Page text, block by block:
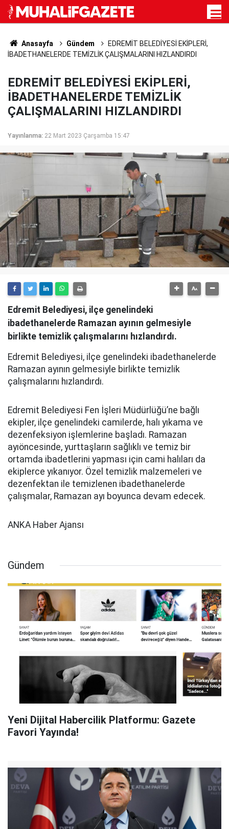
Anasayfa Gündem
EDREMİT BELEDİYESİ EKİPLERİ,
İBADETHANELERDE TEMİZLİK ÇALIŞMALARINI HIZLANDIRDI
EDREMİT BELEDİYESİ EKİPLERİ,
İBADETHANELERDE TEMİZLİK
ÇALIŞMALARINI HIZLANDIRDI
Yayınlanma: 22 Mart 2023 Çarşamba 15:47
Edremit Belediyesi, ilçe genelindeki
ibadethanelerde Ramazan ayının gelmesiyle
birlikte temizlik çalışmalarını hızlandırdı.
Edremit Belediyesi, ilçe genelindeki ibadethanelerde
Ramazan ayının gelmesiyle birlikte temizlik
çalışmalarını hızlandırdı.
Edremit Belediyesi Fen İşleri Müdürlüğü’ne bağlı
ekipler, ilçe genelindeki camilerde, halı yıkama ve
dezenfeksiyon işlemlerine başladı. Ramazan
ayıöncesinde, yurttaşların sağlıklı ve temiz bir
ortamda ibadetlerini yapması için cami halıları da
ekiplerce yıkanıyor. Özel temizlik malzemeleri ve
dezenfektan ile temizlenen ibadethanelerde
çalışmalar, Ramazan ayı boyunca devam edecek.
ANKA Haber Ajansı
Gündem
Yeni Dijital Habercilik Platformu: Gazete
Favori Yayında!